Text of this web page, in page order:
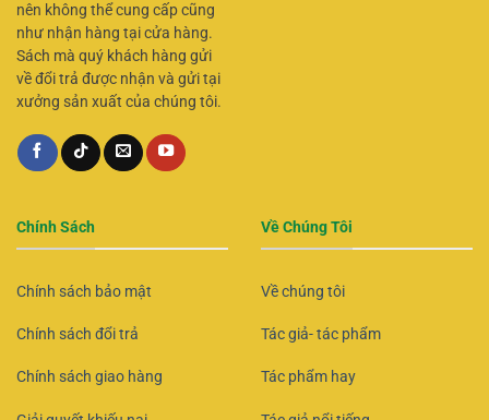
nên không thể cung cấp cũng
như nhận hàng tại cửa hàng.
Sách mà quý khách hàng gửi
về đổi trả được nhận và gửi tại
xưởng sản xuất của chúng tôi.
Chính Sách
Chính sách bảo mật
Chính sách đổi trả
Chính sách giao hàng
Về Chúng Tôi
Về chúng tôi
Tác giả- tác phẩm
Tác phẩm hay